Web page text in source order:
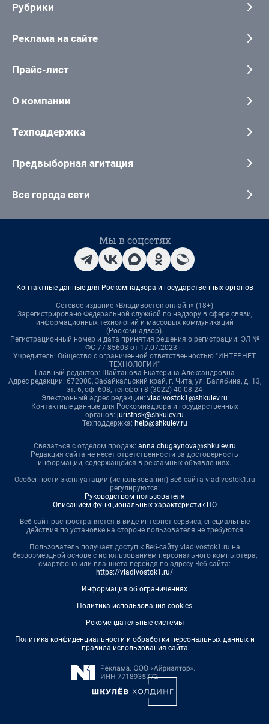
Рубрики
Реклама на сайте
Прайс-лист
О компании
Техподдержка
Предвыборная агитация
Все города сети
Мы в соцсетях
Контактные данные для Роскомнадзора и государственных органов
Сетевое издание «Владивосток онлайн» (18+)
Зарегистрировано Федеральной службой по надзору в сфере связи,
информационных технологий и массовых коммуникаций
(Роскомнадзор).
Регистрационный номер и дата принятия решения о регистрации: ЭЛ №
ФС 77-85603 от 17.07.2023 г.
Учредитель: Общество с ограниченной ответственностью "ИНТЕРНЕТ
ТЕХНОЛОГИИ"
Главный редактор: Шайтанова Екатерина Александровна
Адрес редакции: 672000, Забайкальский край, г. Чита, ул. Балябина, д. 13,
эт. 6, оф. 608, телефон 8 (3022) 40-08-24
Электронный адрес редакции: vladivostok1@shkulev.ru
Контактные данные для Роскомнадзора и государственных
органов: juristnsk@shkulev.ru
Техподдержка: help@shkulev.ru
Связаться с отделом продаж: anna.chugaynova@shkulev.ru
Редакция сайта не несет ответственности за достоверность
информации, содержащейся в рекламных объявлениях.
Особенности эксплуатации (использования) веб-сайта vladivostok1.ru
регулируются:
Руководством пользователя
Описанием функциональных характеристик ПО
Веб-сайт распространяется в виде интернет-сервиса, специальные
действия по установке на стороне пользователя не требуются
Пользователь получает доступ к Веб-сайту vladivostok1.ru на
безвозмездной основе с использованием персонального компьютера,
смартфона или планшета перейдя по адресу Веб-сайта:
https://vladivostok1.ru/
Информация об ограничениях
Политика использования cookies
Рекомендательные системы
Политика конфиденциальности и обработки персональных данных и
правила использования сайта